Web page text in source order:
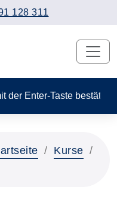
128 311
der Enter-Taste
Kurse